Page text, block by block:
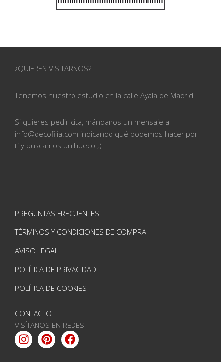
¿QUIERES VISITARNOS?
Tenemos nuestro estudio en la calle Ayala de Madrid
Si quieres pedir cita, mándanos un mensaje a
info@decofilia.com indicando qué podemos hacer por
ti y buscamos un hueco ;)
PREGUNTAS FRECUENTES
TÉRMINOS Y CONDICIONES DE COMPRA
AVISO LEGAL
POLÍTICA DE PRIVACIDAD
POLÍTICA DE COOKIES
CONTACTO
VISÍTANOS EN REDES
Instagram
PinterestFacebook